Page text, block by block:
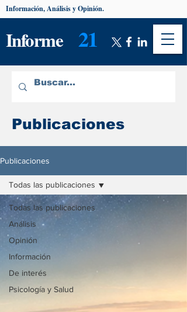
Informe 21
Información, Análisis y Opinión.
Publicaciones
Publicaciones
Todas las publicaciones
Análisis
Opinión
Información
De interés
Psicología y Salud
Todas las publicaciones